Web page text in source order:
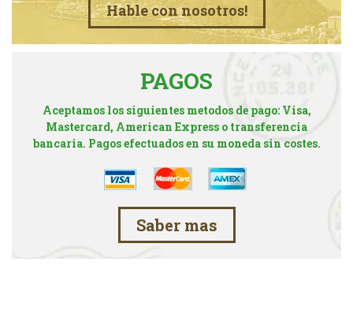
Hable con nosotros!
PAGOS
Aceptamos los siguientes metodos de pago: Visa,
Mastercard, American Express o transferencia
bancaria. Pagos efectuados en su moneda sin costes.
Saber mas